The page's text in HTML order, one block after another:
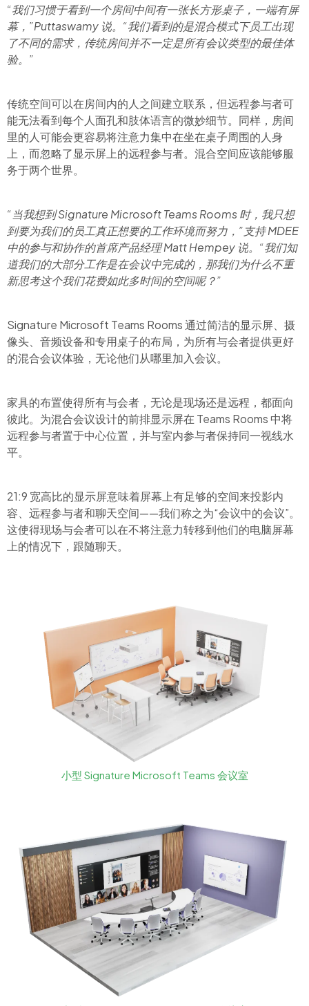
“我们习惯于看到一个房间中间有一张长方形桌子，一端有屏
幕，”Puttaswamy 说。“我们看到的是混合模式下员工出现
了不同的需求，传统房间并不一定是所有会议类型的最佳体
验。”
传统空间可以在房间内的人之间建立联系，但远程参与者可
能无法看到每个人面孔和肢体语言的微妙细节。同样，房间
里的人可能会更容易将注意力集中在坐在桌子周围的人身
上，而忽略了显示屏上的远程参与者。混合空间应该能够服
务于两个世界。
“当我想到 Signature Microsoft Teams Rooms 时，我只想
到要为我们的员工真正想要的工作环境而努力，”支持 MDEE
中的参与和协作的首席产品经理 Matt Hempey 说。“我们知
道我们的大部分工作是在会议中完成的，那我们为什么不重
新思考这个我们花费如此多时间的空间呢？”
Signature Microsoft Teams Rooms 通过简洁的显示屏、摄
像头、音频设备和专用桌子的布局，为所有与会者提供更好
的混合会议体验，无论他们从哪里加入会议。
家具的布置使得所有与会者，无论是现场还是远程，都面向
彼此。为混合会议设计的前排显示屏在 Teams Rooms 中将
远程参与者置于中心位置，并与室内参与者保持同一视线水
平。
21:9 宽高比的显示屏意味着屏幕上有足够的空间来投影内
容、远程参与者和聊天空间——我们称之为“会议中的会议”。
这使得现场与会者可以在不将注意力转移到他们的电脑屏幕
上的情况下，跟随聊天。
小型 Signature Microsoft Teams 会议室